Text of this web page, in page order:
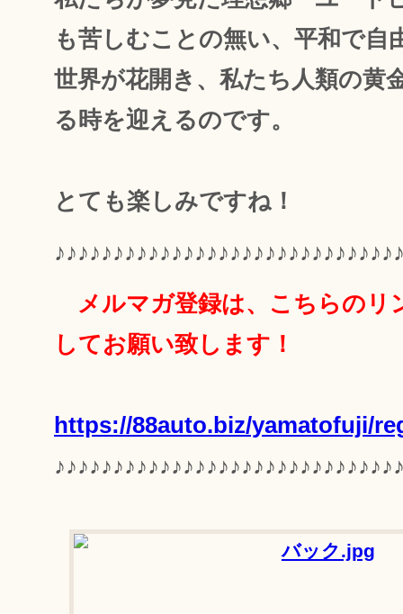
も苦しむことの無い、平和で自
世界が花開き、私たち人類の黄
る時を迎えるのです。
とても楽しみですね！
メルマガ登録は、こちらのリ
してお願い致します！
https://88auto.biz/yamatofuji/